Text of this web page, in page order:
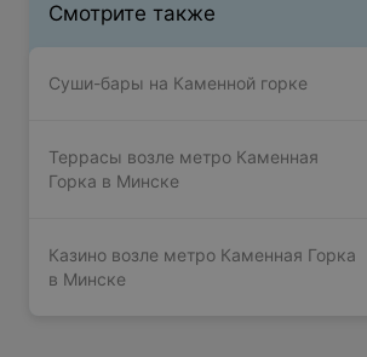
Смотрите также
Суши-бары на Каменной горке
Террасы возле метро Каменная
Горка в Минске
Казино возле метро Каменная Горка
в Минске